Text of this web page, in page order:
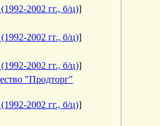
2002 гг., б/ц)]
2002 гг., б/ц)]
2002 гг., б/ц)]
"Продторг"
2002 гг., б/ц)]